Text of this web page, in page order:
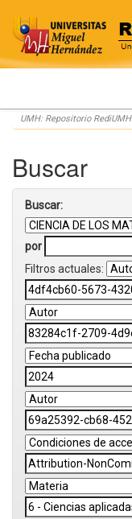
Skip
navigation
UMH: Repositorio RediUMH
Buscar
Buscar:
por
Filtros actuales: